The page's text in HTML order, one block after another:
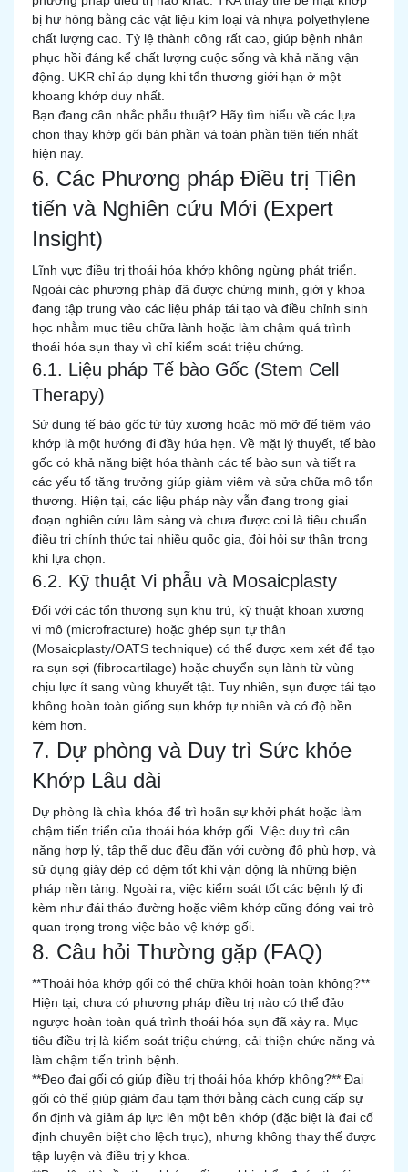
bị hư hỏng bằng các vật liệu kim loại và nhựa polyethylene
chất lượng cao. Tỷ lệ thành công rất cao, giúp bệnh nhân
phục hồi đáng kể chất lượng cuộc sống và khả năng vận
động. UKR chỉ áp dụng khi tổn thương giới hạn ở một
khoang khớp duy nhất.
Bạn đang cân nhắc phẫu thuật? Hãy tìm hiểu về các lựa
chọn thay khớp gối bán phần và toàn phần tiên tiến nhất
hiện nay.
6. Các Phương pháp Điều trị Tiên
tiến và Nghiên cứu Mới (Expert
Insight)
Lĩnh vực điều trị thoái hóa khớp không ngừng phát triển.
Ngoài các phương pháp đã được chứng minh, giới y khoa
đang tập trung vào các liệu pháp tái tạo và điều chỉnh sinh
học nhằm mục tiêu chữa lành hoặc làm chậm quá trình
thoái hóa sụn thay vì chỉ kiểm soát triệu chứng.
6.1. Liệu pháp Tế bào Gốc (Stem Cell
Therapy)
Sử dụng tế bào gốc từ tủy xương hoặc mô mỡ để tiêm vào
khớp là một hướng đi đầy hứa hẹn. Về mặt lý thuyết, tế bào
gốc có khả năng biệt hóa thành các tế bào sụn và tiết ra
các yếu tố tăng trưởng giúp giảm viêm và sửa chữa mô tổn
thương. Hiện tại, các liệu pháp này vẫn đang trong giai
đoạn nghiên cứu lâm sàng và chưa được coi là tiêu chuẩn
điều trị chính thức tại nhiều quốc gia, đòi hỏi sự thận trọng
khi lựa chọn.
6.2. Kỹ thuật Vi phẫu và Mosaicplasty
Đối với các tổn thương sụn khu trú, kỹ thuật khoan xương
vi mô (microfracture) hoặc ghép sụn tự thân
(Mosaicplasty/OATS technique) có thể được xem xét để tạo
ra sụn sợi (fibrocartilage) hoặc chuyển sụn lành từ vùng
chịu lực ít sang vùng khuyết tật. Tuy nhiên, sụn được tái tạo
không hoàn toàn giống sụn khớp tự nhiên và có độ bền
kém hơn.
7. Dự phòng và Duy trì Sức khỏe
Khớp Lâu dài
Dự phòng là chìa khóa để trì hoãn sự khởi phát hoặc làm
chậm tiến triển của thoái hóa khớp gối. Việc duy trì cân
nặng hợp lý, tập thể dục đều đặn với cường độ phù hợp, và
sử dụng giày dép có đệm tốt khi vận động là những biện
pháp nền tảng. Ngoài ra, việc kiểm soát tốt các bệnh lý đi
kèm như đái tháo đường hoặc viêm khớp cũng đóng vai trò
quan trọng trong việc bảo vệ khớp gối.
8. Câu hỏi Thường gặp (FAQ)
**Thoái hóa khớp gối có thể chữa khỏi hoàn toàn không?**
Hiện tại, chưa có phương pháp điều trị nào có thể đảo
ngược hoàn toàn quá trình thoái hóa sụn đã xảy ra. Mục
tiêu điều trị là kiểm soát triệu chứng, cải thiện chức năng và
làm chậm tiến trình bệnh.
**Đeo đai gối có giúp điều trị thoái hóa khớp không?** Đai
gối có thể giúp giảm đau tạm thời bằng cách cung cấp sự
ổn định và giảm áp lực lên một bên khớp (đặc biệt là đai cố
định chuyên biệt cho lệch trục), nhưng không thay thế được
tập luyện và điều trị y khoa.